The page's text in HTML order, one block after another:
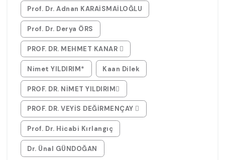
Prof. Dr. Adnan KARAİSMAİLOĞLU
Prof. Dr. Derya ÖRS
PROF. DR. MEHMET KANAR 
Nimet YILDIRIM* Kaan Dilek
PROF. DR. NİMET YILDIRIM
PROF. DR. VEYİS DEĞİRMENÇAY 
Prof. Dr. Hicabi Kırlangıç
Dr. Ünal GÜNDOĞAN